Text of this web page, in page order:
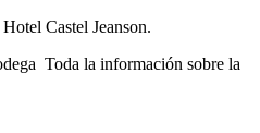
Castel Jeanson.
Toda la información sobre la